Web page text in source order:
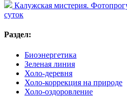
Калужская мистерия.
суток
Раздел:
Биоэнергетика
Зеленая линия
Холо-деревня
Холо-коррекция на природе
Холо-оздоровление